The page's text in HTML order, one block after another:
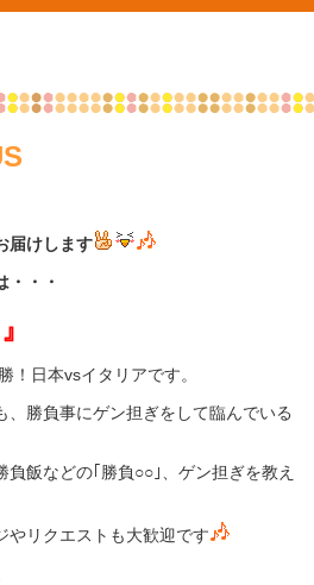
届けします
・・・
！日本vsイタリアです。
、勝負事にゲン担ぎをして臨んでいる
飯などの｢勝負○○｣、ゲン担ぎを教え
やリクエストも大歓迎です